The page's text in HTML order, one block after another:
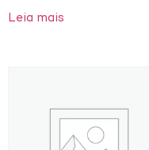
Leia mais